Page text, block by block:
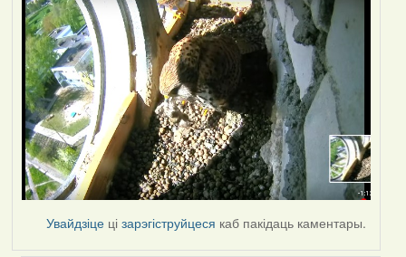
Увайдзіце цізарэгіструйцеся каб пакідаць каментары.